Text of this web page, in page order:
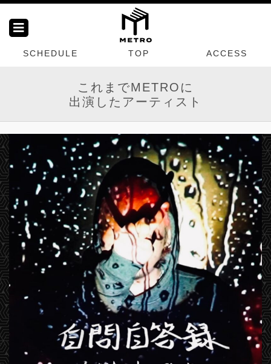
SCHEDULE TOP ACCESS
これまでMETROに
出演したアーティスト